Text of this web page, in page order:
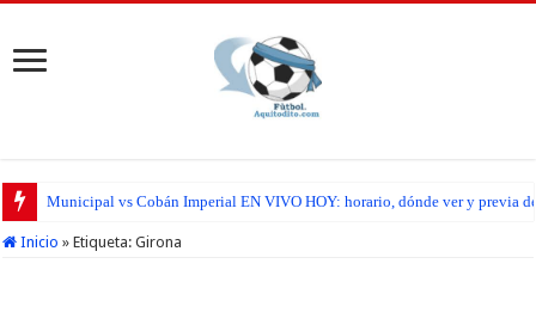
Municipal vs Cobán Imperial EN VIVO HOY: horario, dónde ver y previa
Inicio » Etiqueta:Girona